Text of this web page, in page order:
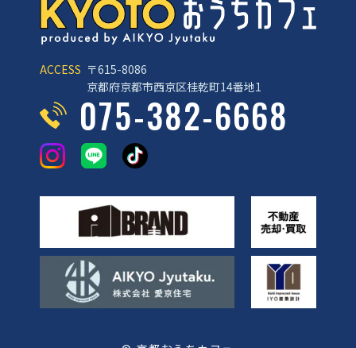
ACCESS 〒615-8086
京都府京都市西京区桂乾町14番地1
075-382-6668